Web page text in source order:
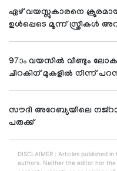
ഏഴ് വയസ്സുകാരനെ
ഉള്‍പ്പെടെ മൂന്ന് സ്ത്രീകള്‍
97ാം വയസില്‍ വീണ്ടും
ചിറകിന് മുകളില്‍ നിന്ന് പറന്ന്
സൗദി അറേബ്യയിലെ
പരുക്ക്
DISCLAIMER : Articles published
authors. Neither the editor nor the